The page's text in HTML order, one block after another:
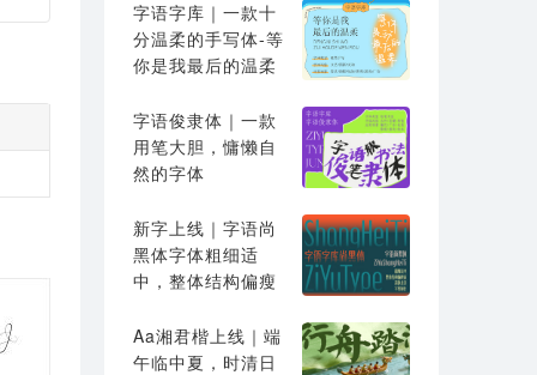
字语字库｜一款十
分温柔的手写体-等
你是我最后的温柔
字语俊隶体｜一款
用笔大胆，慵懒自
然的字体
新字上线｜字语尚
黑体字体粗细适
中，整体结构偏瘦
Aa湘君楷上线｜端
午临中夏，时清日